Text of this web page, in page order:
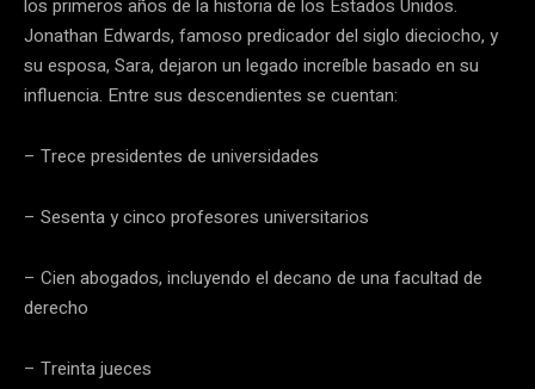
los primeros años de la historia de los Estados Unidos.
Jonathan Edwards, famoso predicador del siglo dieciocho, y
su esposa, Sara, dejaron un legado increíble basado en su
influencia. Entre sus descendientes se cuentan:
– Trece presidentes de universidades
– Sesenta y cinco profesores universitarios
– Cien abogados, incluyendo el decano de una facultad de
derecho
– Treinta jueces